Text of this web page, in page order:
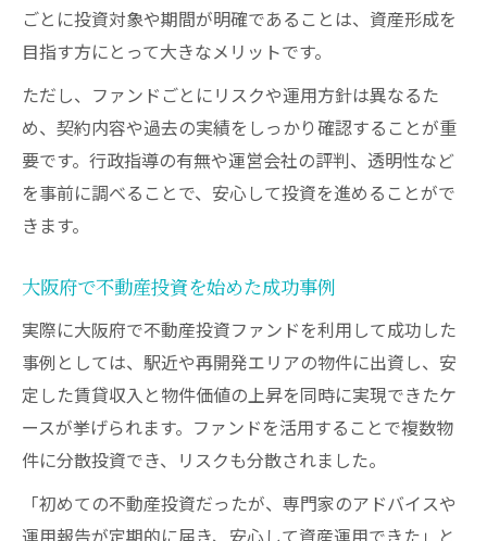
ごとに投資対象や期間が明確であることは、資産形成を
目指す方にとって大きなメリットです。
ただし、ファンドごとにリスクや運用方針は異なるた
め、契約内容や過去の実績をしっかり確認することが重
要です。行政指導の有無や運営会社の評判、透明性など
を事前に調べることで、安心して投資を進めることがで
きます。
大阪府で不動産投資を始めた成功事例
実際に大阪府で不動産投資ファンドを利用して成功した
事例としては、駅近や再開発エリアの物件に出資し、安
定した賃貸収入と物件価値の上昇を同時に実現できたケ
ースが挙げられます。ファンドを活用することで複数物
件に分散投資でき、リスクも分散されました。
「初めての不動産投資だったが、専門家のアドバイスや
運用報告が定期的に届き、安心して資産運用できた」と